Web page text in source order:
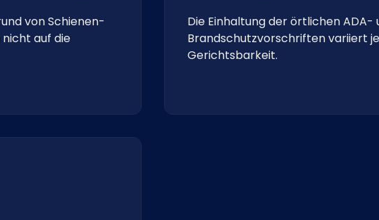
von Schienen-
auf die
Die Einhaltung der örtlichen ADA-
Brandschutzvorschriften variiert
Gerichtsbarkeit.